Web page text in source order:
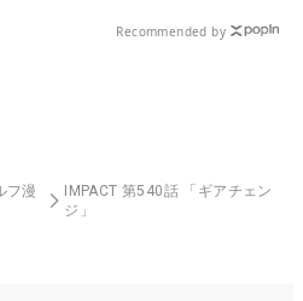
Recommended by
フ漫
IMPACT 第540話 「ギアチェン
ジ」